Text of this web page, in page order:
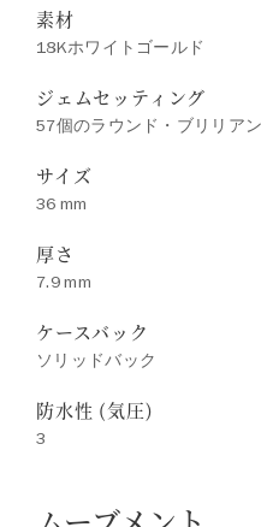
素材
18Kホワイトゴールド
ジェムセッティング
57個のラウンド・ブリリア
サイズ
36 mm
厚さ
7.9 mm
ケースバック
ソリッドバック
防水性 (気圧)
3